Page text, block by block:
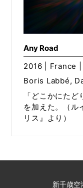
Any Road
2016 | France
Boris Labbé,
「どこかにた
を加えた。（ル
リス』より）
新千歳空